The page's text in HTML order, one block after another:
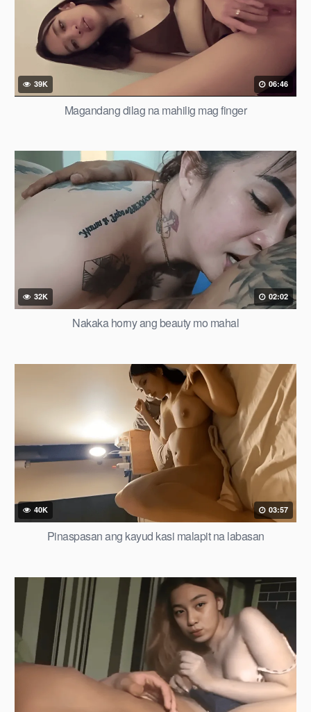
39K 06:46
Magandang dilag na mahilig mag finger
32K 02:02
Nakaka horny ang beauty mo mahal
40K 03:57
Pinaspasan ang kayud kasi malapit na labasan